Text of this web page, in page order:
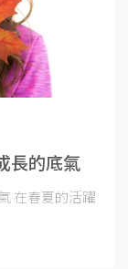
長的底氣
在春夏的活躍